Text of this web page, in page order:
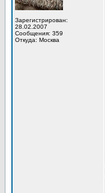
Зарегистрирован:
28.02.2007
Сообщения: 359
Откуда: Москва